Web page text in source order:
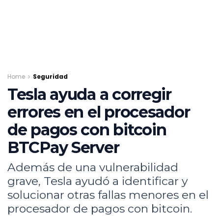
Home Seguridad
Tesla ayuda a corregir
errores en el procesador
de pagos con bitcoin
BTCPay Server
Además de una vulnerabilidad
grave, Tesla ayudó a identificar y
solucionar otras fallas menores en el
procesador de pagos con bitcoin.